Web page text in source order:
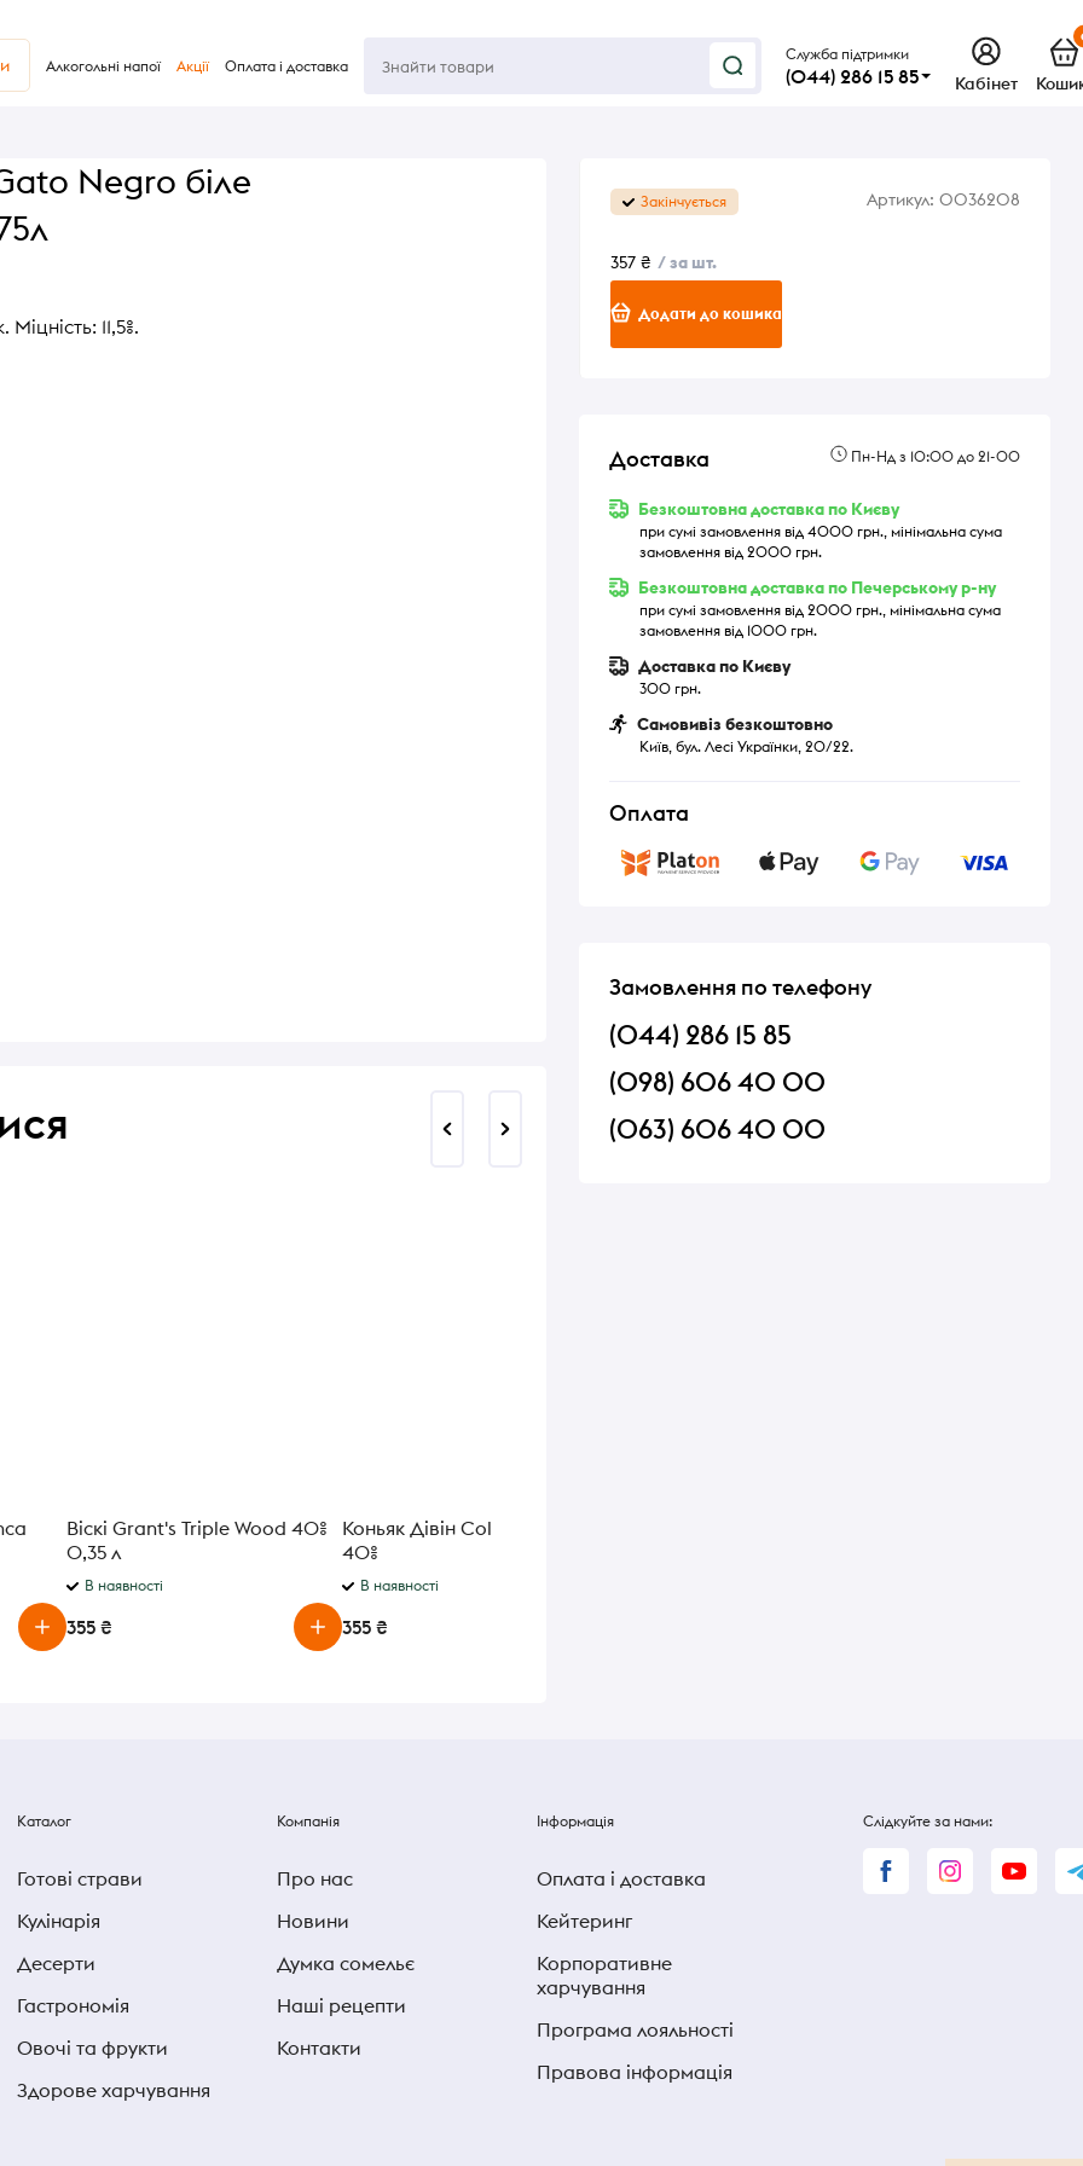
Алкогольні напої Акції Оплата і доставка
Служба підтримки
(044) 286 15 85 Кабінет
Negro біле
11,5%.
Віскі Grant's Triple Wood 40%
0,35 л
В наявності
355 ₴
Коньяк Дівін Colusvin 0.5 л
40%
В наявності
355 ₴
Закінчується Артикул: 0036208
357 ₴ / за шт.
Додати до кошика
Доставка Пн-Нд з 10:00 до 21-00
Безкоштовна доставка по Києву
при сумі замовлення від 4000 грн., мінімальна сума
замовлення від 2000 грн.
Безкоштовна доставка по Печерському р-ну
при сумі замовлення від 2000 грн., мінімальна сума
замовлення від 1000 грн.
Доставка по Києву
300 грн.
Самовивіз безкоштовно
Київ, бул. Лесі Українки, 20/22.
Оплата
Замовлення по телефону
(044) 286 15 85
(098) 606 40 00
(063) 606 40 00
Каталог
Готові страви
Кулінарія
Десерти
Гастрономія
Овочі та фрукти
Здорове харчування
Компанія
Про нас
Новини
Думка сомельє
Наші рецепти
Контакти
Інформація
Оплата і доставка
Кейтеринг
Корпоративне
харчування
Програма лояльності
Правова інформація
Слідкуйте за нами: